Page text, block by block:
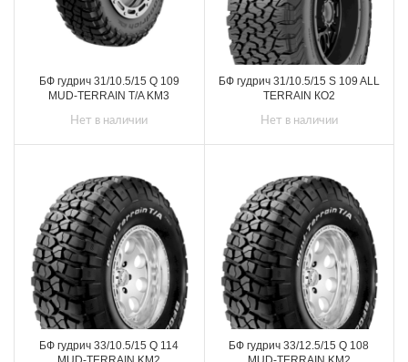
БФ гудрич 31/10.5/15 Q 109
MUD-TERRAIN T/A KM3
Нет в наличии
БФ гудрич 31/10.5/15 S 109 ALL
TERRAIN КО2
Нет в наличии
БФ гудрич 33/10.5/15 Q 114
БФ гудрич 33/12.5/15 Q 108